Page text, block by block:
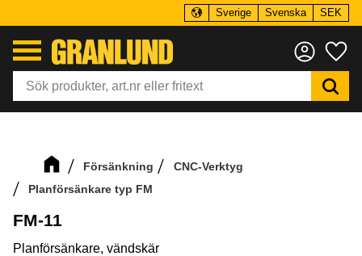
Sverige Svenska SEK
Försänkning
CNC-Verktyg
Planförsänkare typ FM
FM-11
Planförsänkare, vändskär